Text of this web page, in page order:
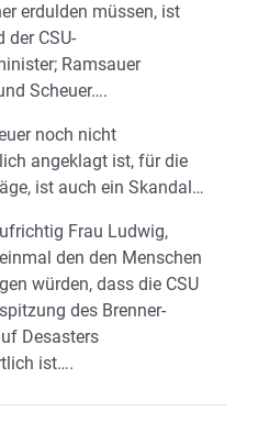
erdulden müssen, ist
der CSU-
Ramsauer
Scheuer….
noch nicht
angeklagt ist, für die
ist auch ein Skandal…
Frau Ludwig,
den den Menschen
würden, dass die CSU
des Brenner-
Desasters
ist….